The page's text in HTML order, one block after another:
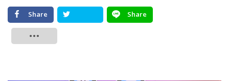
Share
Share